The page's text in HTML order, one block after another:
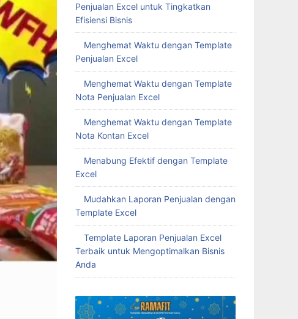
Penjualan Excel untuk Tingkatkan
Efisiensi Bisnis
Menghemat Waktu dengan Template
Penjualan Excel
Menghemat Waktu dengan Template
Nota Penjualan Excel
Menghemat Waktu dengan Template
Nota Kontan Excel
Menabung Efektif dengan Template
Excel
Mudahkan Laporan Penjualan dengan
Template Excel
Template Laporan Penjualan Excel
Terbaik untuk Mengoptimalkan Bisnis
Anda